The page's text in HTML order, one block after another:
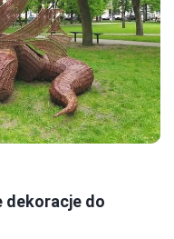
dekoracje do